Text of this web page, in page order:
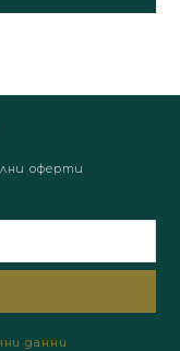
оферти
данни